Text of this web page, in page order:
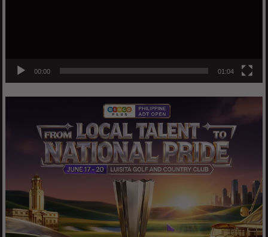
00:00 01:04